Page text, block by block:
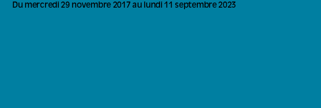
Du mercredi 29 novembre 2017 au lundi 11 septembre 2023